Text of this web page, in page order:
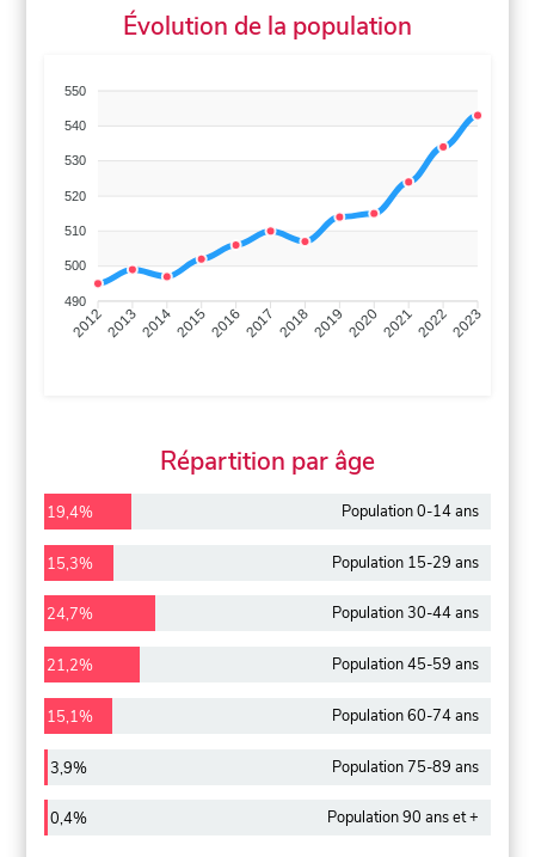
Évolution de la population
550
540
530
520
510
500
490
201220132014201520162017 20182019 2020202120222023
Répartition par âge
19,4% Population 0-14 ans
15,3% Population 15-29 ans
24,7% Population 30-44 ans
21,2% Population 45-59 ans
15,1% Population 60-74 ans
3,9% Population 75-89 ans
0,4% Population 90 ans et +